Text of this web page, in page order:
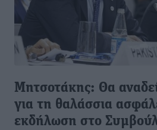
Μητσοτάκης: Θα
για τη θαλάσσια
εκδήλωση στο